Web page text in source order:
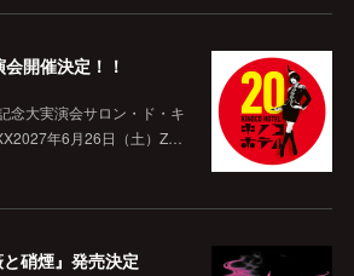
開催決定！！
念大実演会サロン・ド・キ
年6月26日（土）Z…
硝煙』発売決定